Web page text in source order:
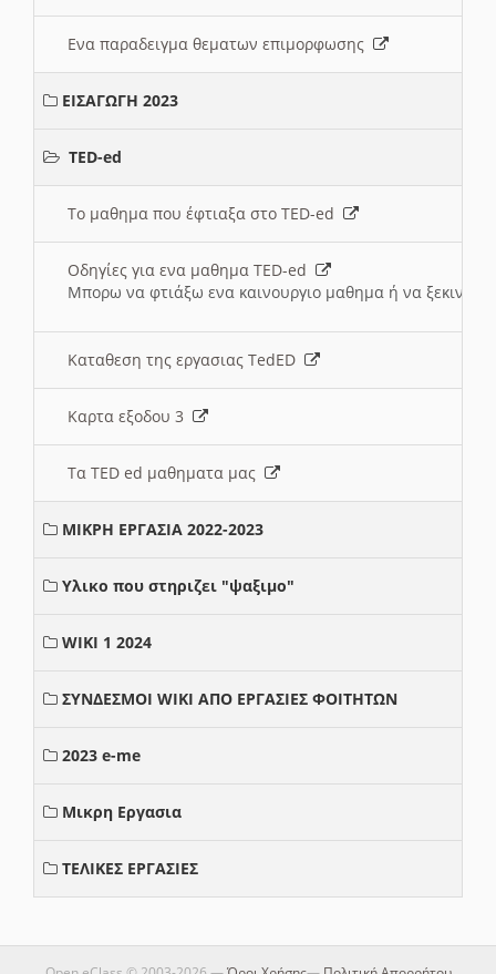
Ενα παραδειγμα θεματων επιμορφωσης
ΕΙΣΑΓΩΓΗ 2023
TED-ed
Το μαθημα που έφτιαξα στο TED-ed
Οδηγίες για ενα μαθημα TED-ed
Μπορω να φτιάξω ενα καινουργιο μαθημα ή να
Καταθεση της εργασιας TedED
Καρτα εξοδου 3
Τα TED ed μαθηματα μας
ΜΙΚΡΗ ΕΡΓΑΣΙΑ 2022-2023
Υλικο που στηριζει "ψαξιμο"
WIKI 1 2024
ΣΥΝΔΕΣΜΟΙ WIKI ΑΠΟ ΕΡΓΑΣΙΕΣ ΦΟΙΤΗΤΩΝ
2023 e-me
Μικρη Εργασια
ΤΕΛΙΚΕΣ ΕΡΓΑΣΙΕΣ